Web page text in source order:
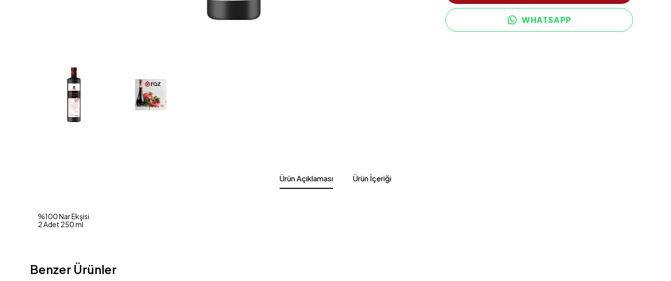
WHATSAPP
Ürün Açıklaması Ürün İçeriği
%100 Nar Ekşisi
2 Adet 250 ml
Benzer Ürünler